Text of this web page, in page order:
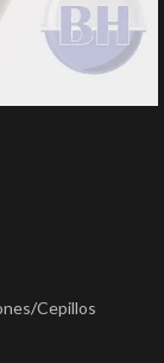
/Cepillos